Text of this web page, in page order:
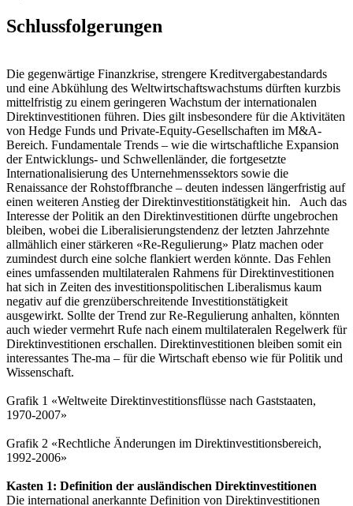
Schlussfolgerungen
Die gegenwärtige Finanzkrise, strengere Kreditvergabestandards
und eine Abkühlung des Weltwirtschaftswachstums dürften kurzbis
mittelfristig zu einem geringeren Wachstum der internationalen
Direktinvestitionen führen. Dies gilt insbesondere für die Aktivitäten
von Hedge Funds und Private-Equity-Gesellschaften im M&A-
Bereich. Fundamentale Trends – wie die wirtschaftliche Expansion
der Entwicklungs- und Schwellenländer, die fortgesetzte
Internationalisierung des Unternehmenssektors sowie die
Renaissance der Rohstoffbranche – deuten indessen längerfristig auf
einen weiteren Anstieg der Direktinvestitionstätigkeit hin. Auch das
Interesse der Politik an den Direktinvestitionen dürfte ungebrochen
bleiben, wobei die Liberalisierungstendenz der letzten Jahrzehnte
allmählich einer stärkeren «Re-Regulierung» Platz machen oder
zumindest durch eine solche flankiert werden könnte. Das Fehlen
eines umfassenden multilateralen Rahmens für Direktinvestitionen
hat sich in Zeiten des investitionspolitischen Liberalismus kaum
negativ auf die grenzüberschreitende Investitionstätigkeit
ausgewirkt. Sollte der Trend zur Re-Regulierung anhalten, könnten
auch wieder vermehrt Rufe nach einem multilateralen Regelwerk für
Direktinvestitionen erschallen. Direktinvestitionen bleiben somit ein
interessantes The-ma – für die Wirtschaft ebenso wie für Politik und
Wissenschaft.
Grafik 1 «Weltweite Direktinvestitionsflüsse nach Gaststaaten,
1970-2007»
Grafik 2 «Rechtliche Änderungen im Direktinvestitionsbereich,
1992-2006»
Kasten 1: Definition der ausländischen Direktinvestitionen
Die international anerkannte Definition von Direktinvestitionen